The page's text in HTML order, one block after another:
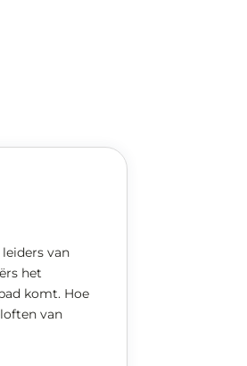
van
het
komt. Hoe
van